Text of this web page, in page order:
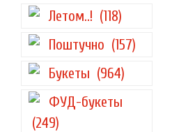
Летом..! (118)
Поштучно (157)
Букеты (964)
ФУД-букеты
(249)